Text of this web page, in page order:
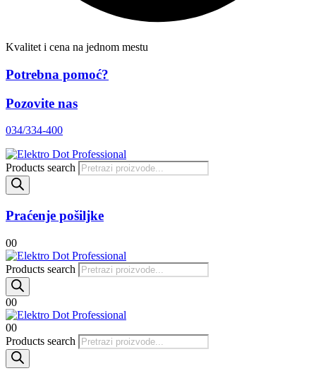
Kvalitet i cena na jednom mestu
Potrebna pomoć?
Pozovite nas
034/334-400
Products search
Praćenje pošiljke
00
Products search
00
00
Products search